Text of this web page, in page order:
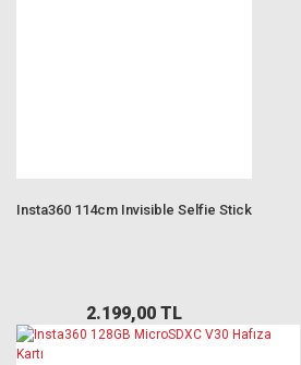
Insta360 114cm Invisible Selfie Stick
2.199,00 TL